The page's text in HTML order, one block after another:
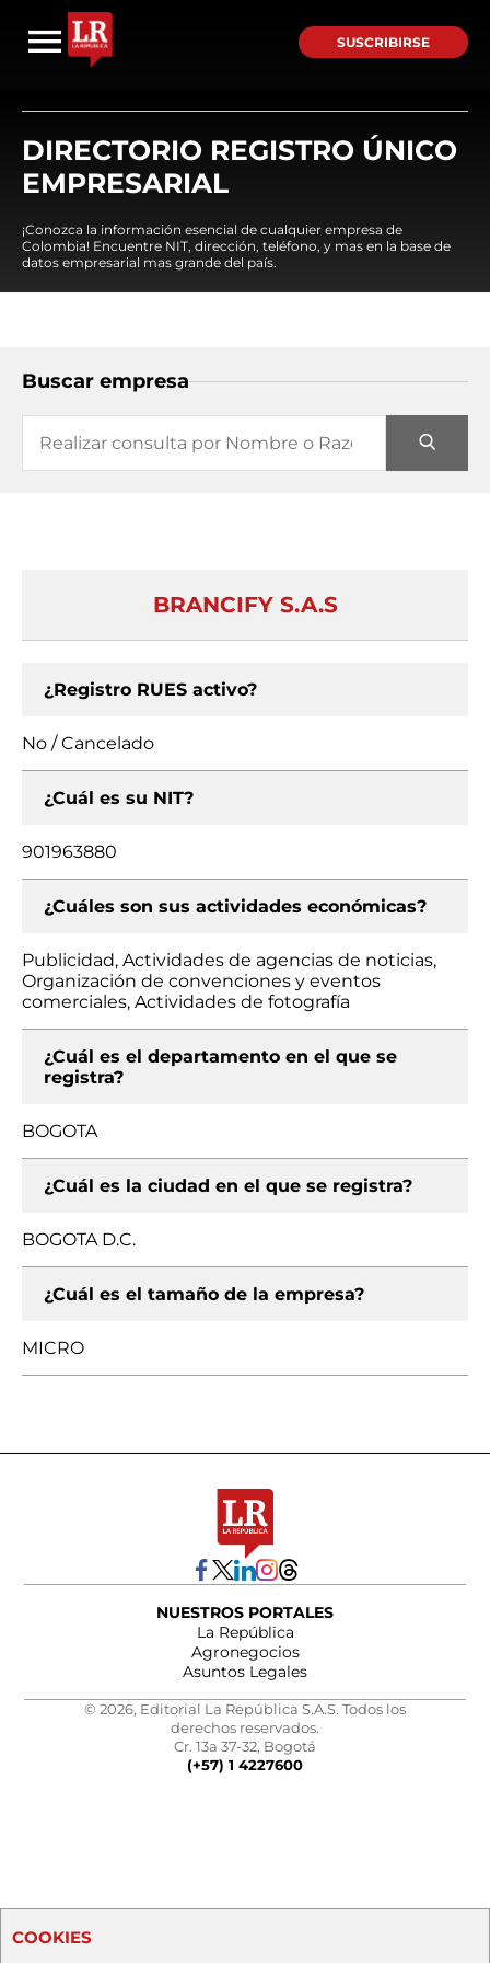
SUSCRIBIRSE
DIRECTORIO REGISTRO ÚNICO
EMPRESARIAL
¡Conozca la información esencial de cualquier empresa de
Colombia! Encuentre NIT, dirección, teléfono, y mas en la base de
datos empresarial mas grande del país.
Buscar empresa
BRANCIFY S.A.S
¿Registro RUES activo?
No / Cancelado
¿Cuál es su NIT?
901963880
¿Cuáles son sus actividades económicas?
Publicidad, Actividades de agencias de noticias,
Organización de convenciones y eventos
comerciales, Actividades de fotografía
¿Cuál es el departamento en el que se
registra?
BOGOTA
¿Cuál es la ciudad en el que se registra?
BOGOTA D.C.
¿Cuál es el tamaño de la empresa?
MICRO
NUESTROS PORTALES
La República
Agronegocios
Asuntos Legales
© 2026, Editorial La República S.A.S. Todos los
derechos reservados.
Cr. 13a 37-32, Bogotá
(+57) 1 4227600
COOKIES